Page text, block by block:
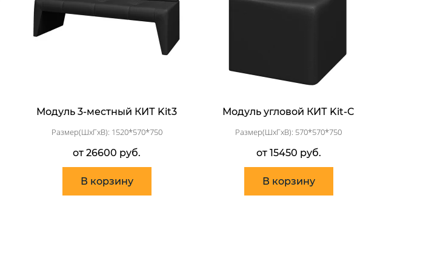
Модуль 3-местный КИТ Kit3
Размер(ШхГхВ): 1520*570*750
от 26600 руб.
В корзину
Модуль угловой КИТ Kit-C
Размер(ШхГхВ): 570*570*750
от 15450 руб.
В корзину